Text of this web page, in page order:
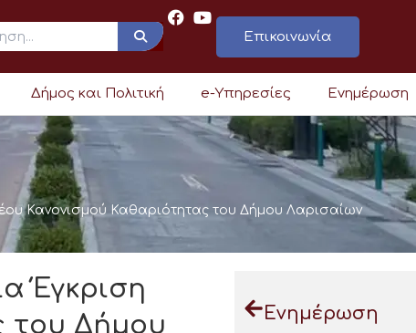
Επικοινωνία
Δήμος και Πολιτική e-Υπηρεσίες Ενημέρωση
Κανονισμού Καθαριότητας του Δήμου Λαρισαίων
Έγκριση
του Δήμου
Ενημέρωση